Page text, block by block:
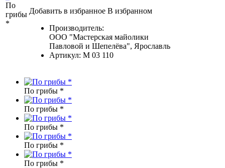
По
грибы
*
Добавить в избранное В избранном
Производитель:
ООО "Мастерская майолики
Павловой и Шепелёва", Ярославль
Артикул: M 03 110
По грибы *
По грибы *
По грибы *
По грибы *
По грибы *